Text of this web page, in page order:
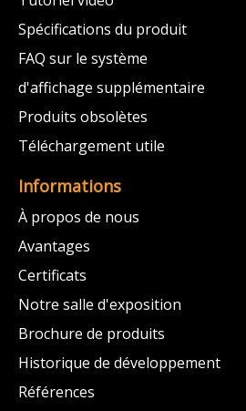
Spécifications du produit
FAQ sur le système
d'affichage supplémentaire
Produits obsolètes
Téléchargement utile
Informations
À propos de nous
Avantages
Certificats
Notre salle d'exposition
Brochure de produits
Historique de développement
Références